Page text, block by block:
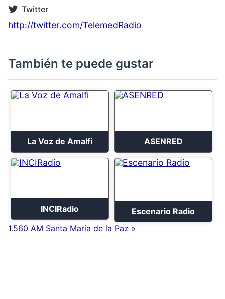
Twitter
http://twitter.com/TelemedRadio
También te puede gustar
La Voz de Amalfi ASENRED
INCIRadio
Escenario Radio
1.560 AM Santa María de la Paz »